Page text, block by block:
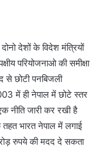
देशों के विदेश मंत्रियों
परियोजनाओ की समीक्षा
से छोटी पनबिजली
में ही नेपाल में छोटे स्तर
नीति जारी कर रखी है
भारत नेपाल में लगाई
रुपये की मदद दे सकता